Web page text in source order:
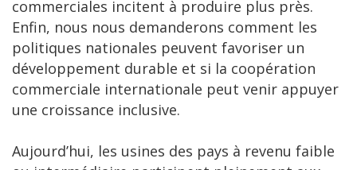
commerciales incitent à produire plus près.
Enfin, nous nous demanderons comment les
politiques nationales peuvent favoriser un
développement durable et si la coopération
commerciale internationale peut venir appuyer
une croissance inclusive.
Aujourd’hui, les usines des pays à revenu faible